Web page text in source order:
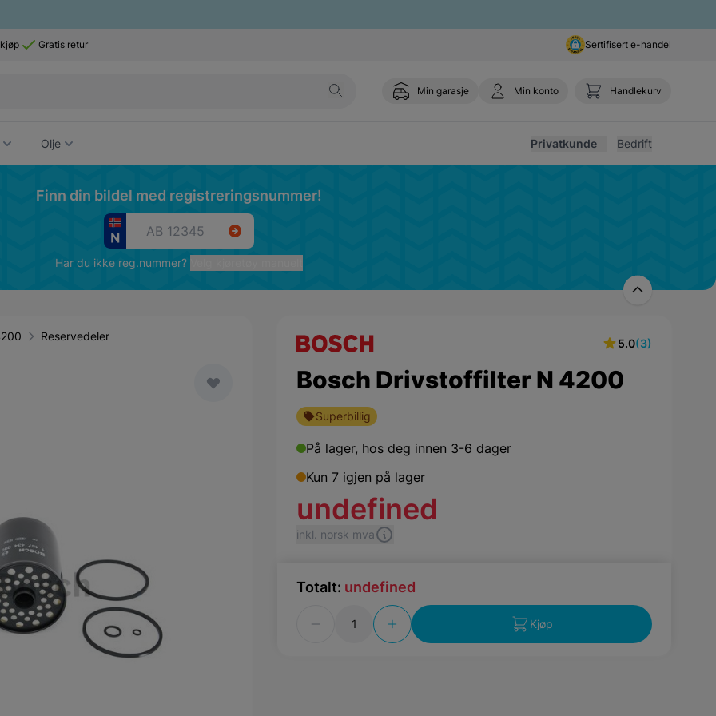
Gratis retur Sertifisert e-handel
Min garasje Min konto Handlekurv
Olje Privatkunde Bedrift
Finn din bildel med registreringsnummer!
Har du ikke reg.nummer?
Reservedeler
5.0(3)
Bosch Drivstoffilter N 4200
Superbillig
På lager, hos deg innen 3-6 dager
Kun 7 igjen på lager
Totalt: undefined
Kjøp
undefined
inkl. norsk mva